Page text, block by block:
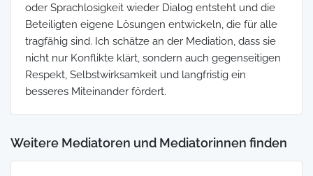
oder Sprachlosigkeit wieder Dialog entsteht und die
Beteiligten eigene Lösungen entwickeln, die für alle
tragfähig sind. Ich schätze an der Mediation, dass sie
nicht nur Konflikte klärt, sondern auch gegenseitigen
Respekt, Selbstwirksamkeit und langfristig ein
besseres Miteinander fördert.
Weitere Mediatoren und Mediatorinnen finden